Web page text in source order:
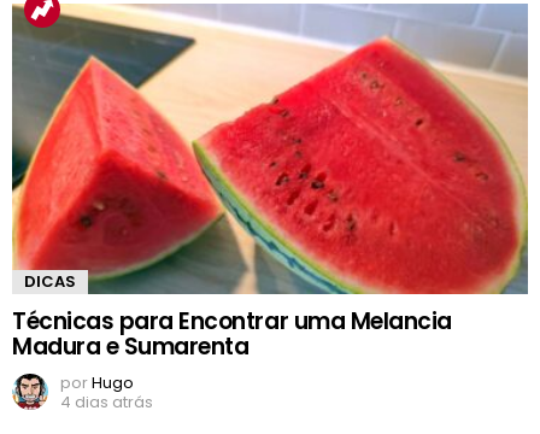
DICAS
Técnicas para Encontrar uma Melancia
Madura e Sumarenta
porHugo
4 dias atrás